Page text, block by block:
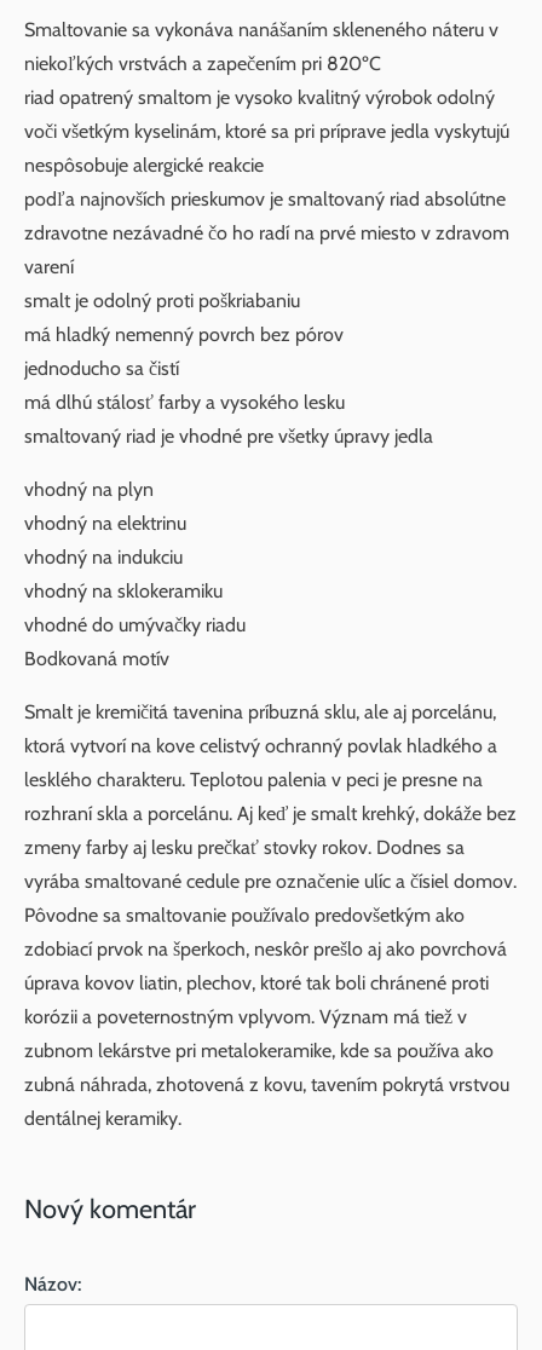
Smaltovanie sa vykonáva nanášaním skleneného náteru v
niekoľkých vrstvách a zapečením pri 820ºC
riad opatrený smaltom je vysoko kvalitný výrobok odolný
voči všetkým kyselinám, ktoré sa pri príprave jedla vyskytujú
nespôsobuje alergické reakcie
podľa najnovších prieskumov je smaltovaný riad absolútne
zdravotne nezávadné čo ho radí na prvé miesto v zdravom
varení
smalt je odolný proti poškriabaniu
má hladký nemenný povrch bez pórov
jednoducho sa čistí
má dlhú stálosť farby a vysokého lesku
smaltovaný riad je vhodné pre všetky úpravy jedla
vhodný na plyn
vhodný na elektrinu
vhodný na indukciu
vhodný na sklokeramiku
vhodné do umývačky riadu
Bodkovaná motív
Smalt je kremičitá tavenina príbuzná sklu, ale aj porcelánu,
ktorá vytvorí na kove celistvý ochranný povlak hladkého a
lesklého charakteru. Teplotou palenia v peci je presne na
rozhraní skla a porcelánu. Aj keď je smalt krehký, dokáže bez
zmeny farby aj lesku prečkať stovky rokov. Dodnes sa
vyrába smaltované cedule pre označenie ulíc a čísiel domov.
Pôvodne sa smaltovanie používalo predovšetkým ako
zdobiací prvok na šperkoch, neskôr prešlo aj ako povrchová
úprava kovov liatin, plechov, ktoré tak boli chránené proti
korózii a poveternostným vplyvom. Význam má tiež v
zubnom lekárstve pri metalokeramike, kde sa používa ako
zubná náhrada, zhotovená z kovu, tavením pokrytá vrstvou
dentálnej keramiky.
Nový komentár
Názov: